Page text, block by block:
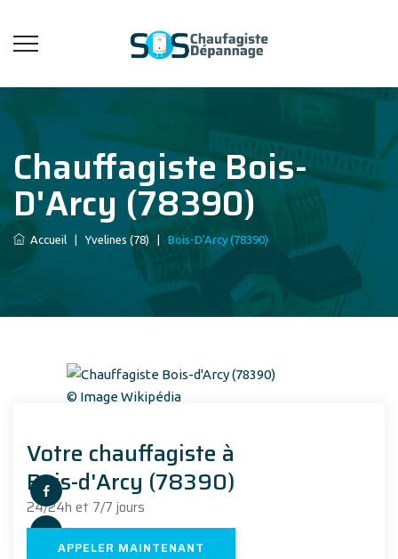
Chauffagiste Bois-
D'Arcy (78390)
Accueil Yvelines (78) Bois-D'Arcy (78390)
© Image Wikipédia
Votre chauffagiste à
Bois-d'Arcy (78390)
24/24h et 7/7 jours
APPELER MAINTENANT